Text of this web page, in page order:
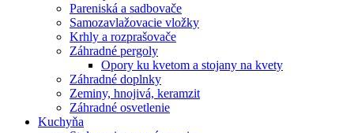
Pareniská a sadbovače
Samozavlažovacie vložky
Krhly a rozprašovače
Záhradné pergoly
Opory ku kvetom a stojany na kvety
Záhradné doplnky
Zeminy, hnojivá, keramzit
Záhradné osvetlenie
Kuchyňa